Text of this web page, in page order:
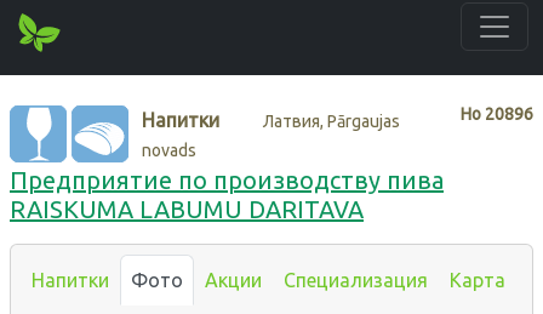
Нo 20896
Напитки
Латвия, Pārgaujas
novads
Предприятие по производству пива
RAISKUMA LABUMU DARITAVA
Напитки Фото Акции Специализация Карта